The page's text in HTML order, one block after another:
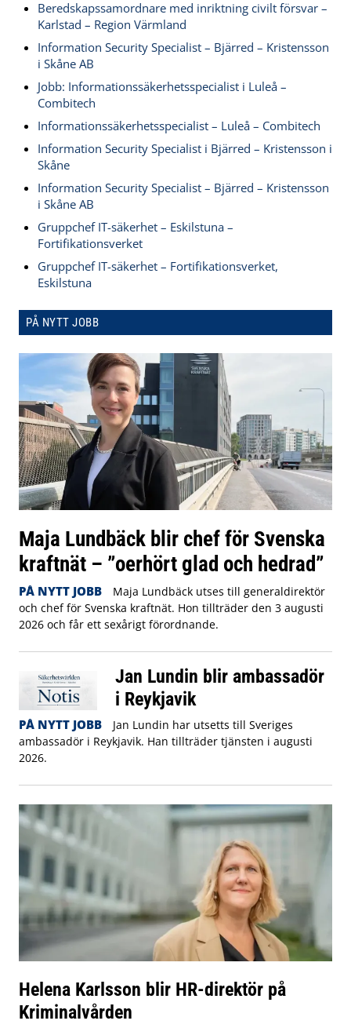
Beredskapssamordnare med inriktning civilt försvar –
Karlstad – Region Värmland
Information Security Specialist – Bjärred – Kristensson
i Skåne AB
Jobb: Informationssäkerhetsspecialist i Luleå –
Combitech
Informationssäkerhetsspecialist – Luleå – Combitech
Information Security Specialist i Bjärred – Kristensson i
Skåne
Information Security Specialist – Bjärred – Kristensson
i Skåne AB
Gruppchef IT-säkerhet – Eskilstuna –
Fortifikationsverket
Gruppchef IT-säkerhet – Fortifikationsverket,
Eskilstuna
PÅ NYTT JOBB
Maja Lundbäck blir chef för Svenska
kraftnät – ”oerhört glad och hedrad”
PÅ NYTT JOBB
Maja Lundbäck utses till generaldirektör
och chef för Svenska kraftnät. Hon tillträder den 3 augusti
2026 och får ett sexårigt förordnande.
Jan Lundin blir ambassadör
i Reykjavik
PÅ NYTT JOBB
Jan Lundin har utsetts till Sveriges
ambassadör i Reykjavik. Han tillträder tjänsten i augusti
2026.
Helena Karlsson blir HR-direktör på
Kriminalvården